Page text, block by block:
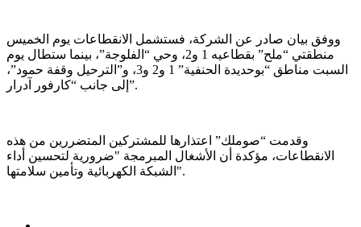
ووفق بيان صادر عن الشركة، فستشمل الانقطاعات يوم الخميس
منطقتي “ملح” بقطاعيه 1 و2، وحي “الفلوجة”، بينما ستطال يوم
السبت مناطق “بوحديدة الحنفية” 1 و2 و3، و”الترحيل وقفة حمود”،
إلى جانب “كارفور آدرار”.
وقدمت “صوملك” اعتذارها للمشتركين المتضررين من هذه
الانقطاعات، مؤكدة أن الأشغال المبرمجة "ضرورية لتحسين أداء
الشبكة الكهربائية وتأمين سلامتها".